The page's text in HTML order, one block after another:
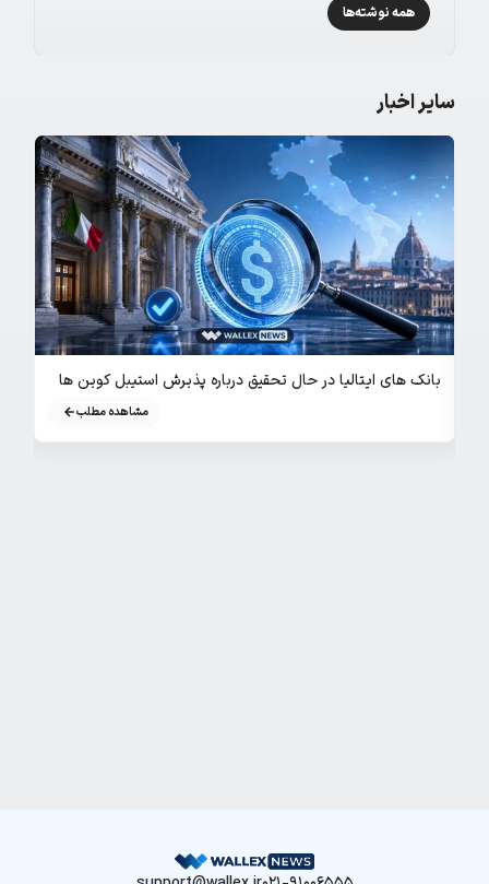
همه نوشته‌ها
سایر اخبار
بانک های ایتالیا در حال تحقیق درباره پذیرش استیبل‌ کوین‌ ها
مشاهده مطلب